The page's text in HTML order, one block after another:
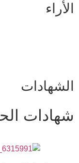
الأراء
الشهادات
شهادات